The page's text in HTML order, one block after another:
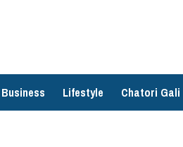
Business Lifestyle Chatori Gali